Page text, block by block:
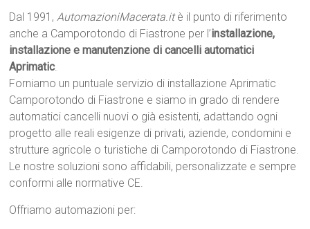
Dal 1991,AutomazioniMacerata.itè il punto di riferimento
anche a Camporotondo di Fiastrone per l’installazione,
installazione e manutenzione di cancelli automatici
Aprimatic.
Forniamo un puntuale servizio di installazione Aprimatic
Camporotondo di Fiastrone e siamo in grado di rendere
automatici cancelli nuovi o già esistenti, adattando ogni
progetto alle reali esigenze di privati, aziende, condomini e
strutture agricole o turistiche di Camporotondo di Fiastrone.
Le nostre soluzioni sono affidabili, personalizzate e sempre
conformi alle normative CE.
Offriamo automazioni per: